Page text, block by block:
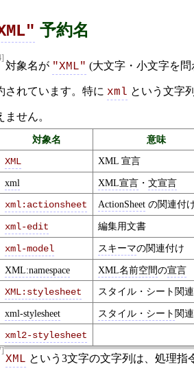
予約名
対象名が "XML" (大文字・小文字を
されています。特に xml という文字
ません。
対象名 意味
XML
XML 宣言
xml
XML宣言 ・文宣言
xml:actionsheet
ActionSheet の関連付
xml-edit 編集用文書
xml-model スキーマの関連付け
XML:namespace
XML名前空間の宣言
XML:stylesheet
スタイル・シート関
xml-stylesheet
スタイル・シート 関
xml2-stylesheet
XML という3文字の文字列は、処理